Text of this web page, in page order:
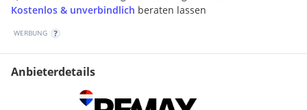
Kostenlos & unverbindlich beraten lassen
WERBUNG
Anbieterdetails